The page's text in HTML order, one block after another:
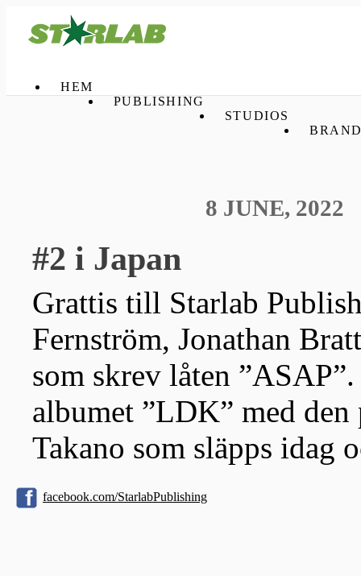
HEM
PUBLISHING
STUDIOS
8 JUNE, 2022
#2 i Japan
Grattis till Starlab
Fernström, Jonathan
som skrev låten
albumet ”LDK” med
Takano som släpps idag
facebook.com/StarlabPublishing